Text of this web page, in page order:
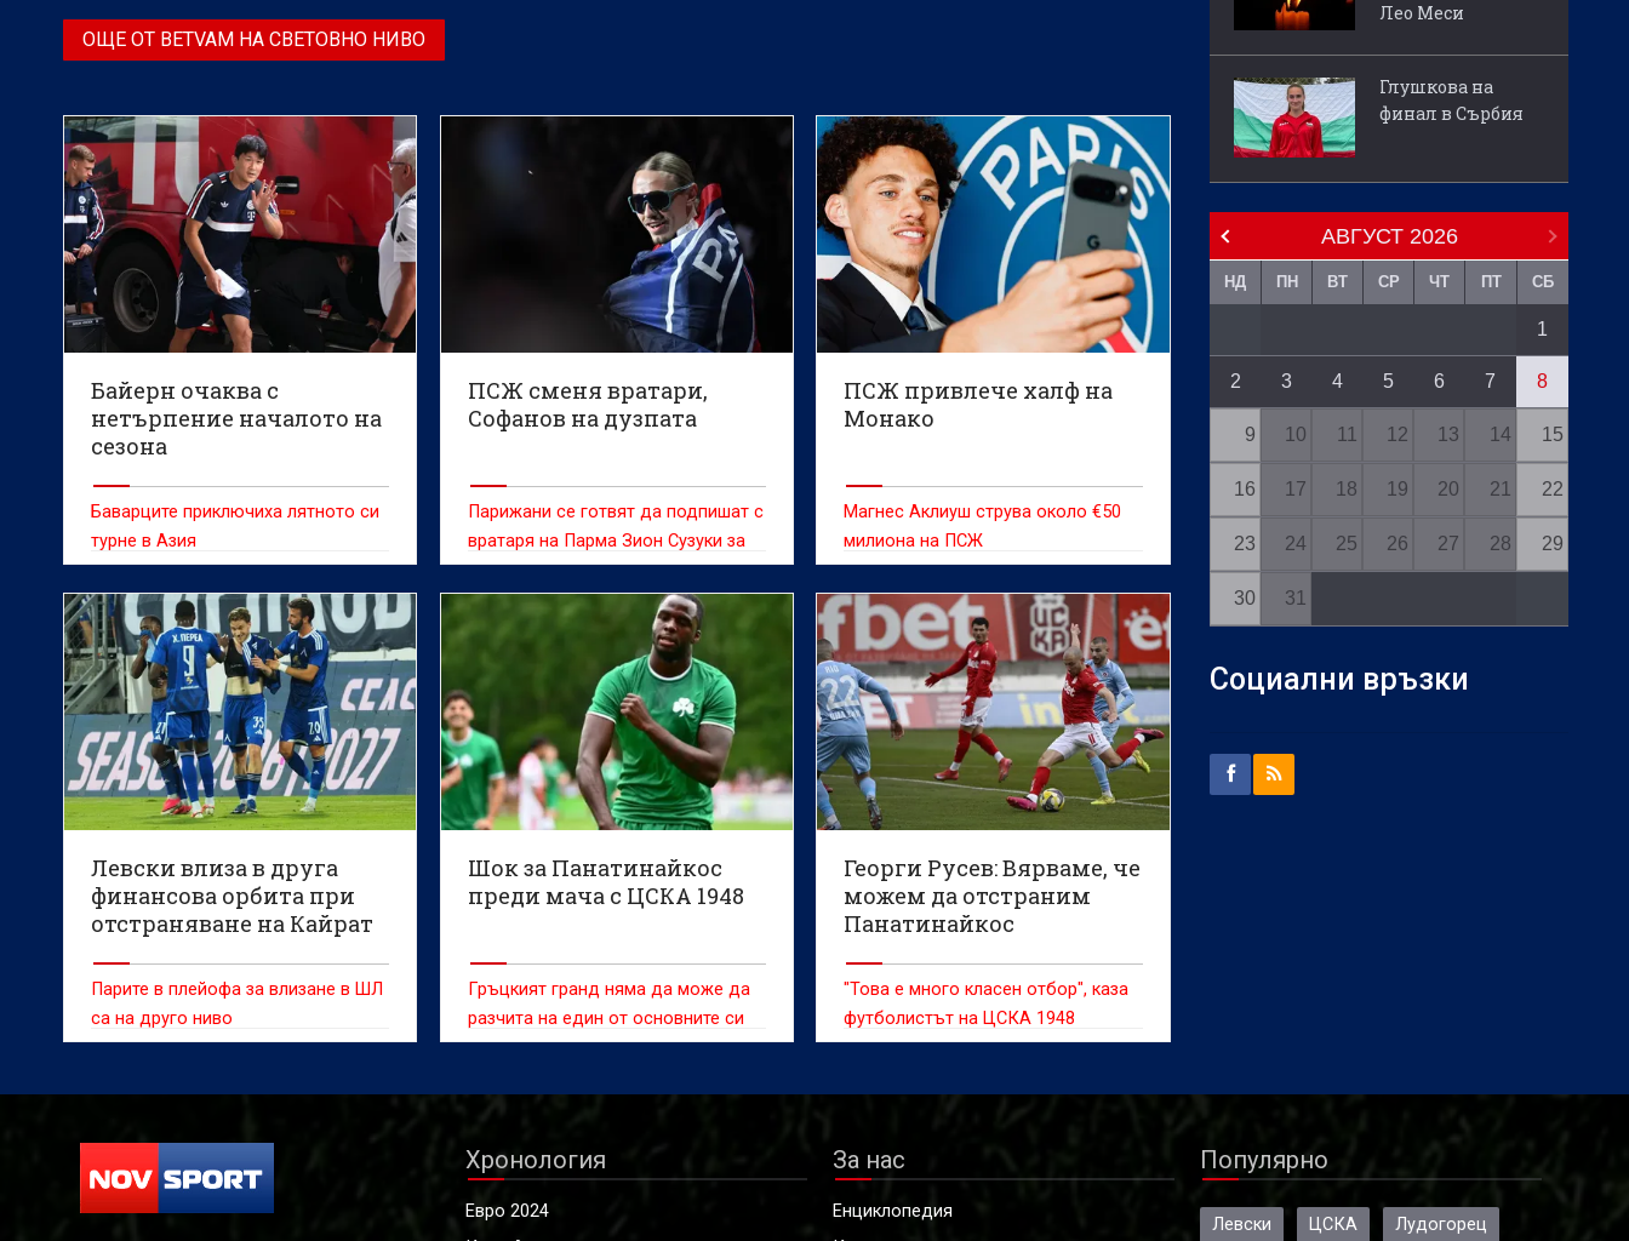
ОЩЕ ОТ BETVAM НА СВЕТОВНО НИВО
Байерн очаква с
нетърпение началото на
сезона
Баварците приключиха лятното си
турне в Азия
ПСЖ сменя вратари,
Софанов на дузпата
Парижани се готвят да подпишат с
вратаря на Парма Зион Сузуки за
35 милиона евро
ПСЖ привлече халф на
Монако
Магнес Аклиуш струва около €50
милиона на ПСЖ
Левски влиза в друга
финансова орбита при
отстраняване на Кайрат
Парите в плейофа за влизане в ШЛ
са на друго ниво
Шок за Панатинайкос
преди мача с ЦСКА 1948
Гръцкият гранд няма да може да
разчита на един от основните си
нападатели
Георги Русев: Вярваме, че
можем да отстраним
Панатинайкос
"Това е много класен отбор", каза
футболистът на ЦСКА 1948
Лео Меси
Глушкова на
финал в Сърбия
АВГУСТ 2026
НД ПН ВТ СР ЧТ ПТ СБ
1
2 3 4 5 6 7 8
9 10 11 12 13 14 15
16 17 18 19 20 21 22
23 24 25 26 27 28 29
30 31
Социални връзки
Хронология
Евро 2024
За нас
Енциклопедия
Популярно
Левски ЦСКА Лудогорец